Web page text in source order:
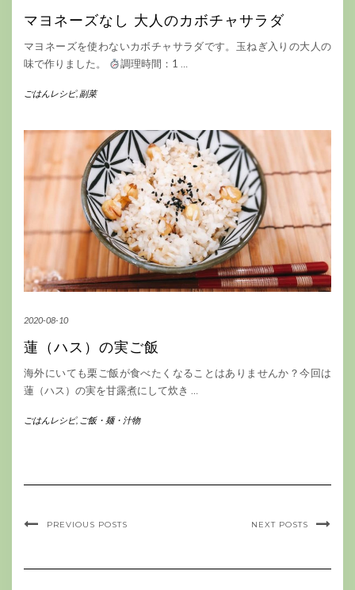
マヨネーズなし 大人のカボチャサラダ
マヨネーズを使わないカボチャサラダです。玉ねぎ入りの大人の
味で作りました。
調理時間：1 …
ごはんレシピ, 副菜
2020-08-10
蓮（ハス）の実ご飯
海外にいても栗ご飯が食べたくなることはありませんか？今回は
蓮（ハス）の実を甘露煮にして炊き …
ごはんレシピ, ご飯・麺・汁物
PREVIOUS POSTS NEXT POSTS